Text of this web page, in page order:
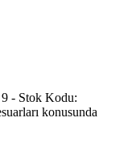
- Stok Kodu:
konusunda